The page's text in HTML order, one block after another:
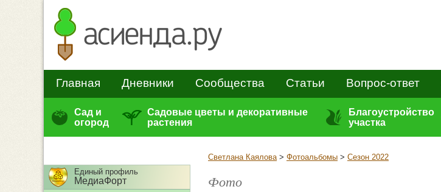
Главная Дневники Сообщества Статьи Вопрос-ответ
Сад и
огород
Садовые цветы и декоративные
растения
Благоустройство
участка
Светлана Каялова> Фотоальбомы > Сезон 2022
Фото
Единый профиль
МедиаФорт